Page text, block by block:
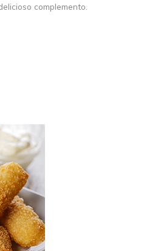
complemento.